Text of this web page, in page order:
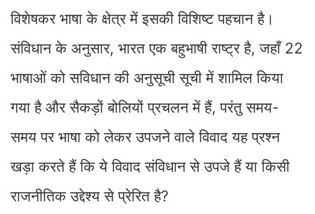
विशेषकर भाषा के क्षेत्र में इसकी विशिष्ट पहचान है।
संविधान के अनुसार, भारत एक बहुभाषी राष्ट्र है, जहाँ 22
भाषाओं को सविधान की अनुसूची सूची में शामिल किया
गया है और सैकड़ों बोलियों प्रचलन में हैं, परंतु समय-
समय पर भाषा को लेकर उपजने वाले विवाद यह प्रश्न
खड़ा करते हैं कि ये विवाद संविधान से उपजे हैं या किसी
राजनीतिक उद्देश्य से प्रेरित है?